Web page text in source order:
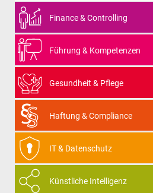
Finance & Controlling
Führung & Kompetenzen
Gesundheit & Pflege
Haftung & Compliance
IT & Datenschutz
Künstliche Intelligenz